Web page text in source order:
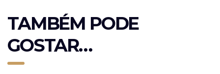
TAMBÉM PODE
GOSTAR…